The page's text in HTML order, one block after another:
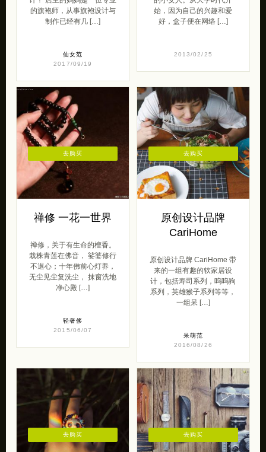
的旗袍师，从事旗袍设计与
制作已经有几 […]
仙女范
2017/09/19
始，因为自己的兴趣和爱
好，盒子便在网络 […]
2013/02/25
禅修 一花一世界
禅修，关于有生命的檀香。
栽株青莲在佛音， 娑婆修行
不退心；十年佛前心灯养，
无尘见尘复洗尘， 抹窗洗地
净心殿 […]
轻奢侈
2015/06/07
去购买
原创设计品牌
CariHome
原创设计品牌 CariHome 带
来的一组有趣的软家居设
计，包括寿司系列，呜呜狗
系列，英雄猴子系列等等，
一组呆 […]
呆萌范
2016/08/26
去购买
去购买 去购买